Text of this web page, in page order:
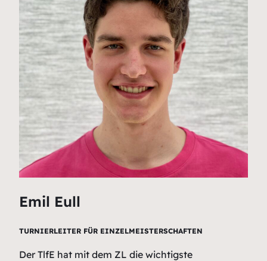
Emil Eull
TURNIERLEITER FÜR EINZELMEISTERSCHAFTEN
Der TlfE hat mit dem ZL die wichtigste